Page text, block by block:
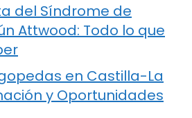
del Síndrome de
Attwood: Todo lo que
en Castilla-La
y Oportunidades